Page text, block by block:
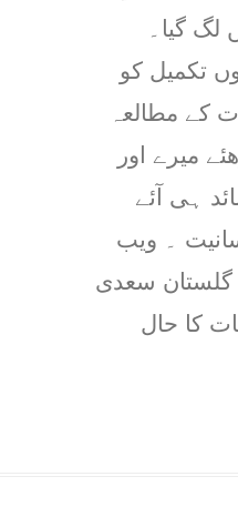
گیا۔
تکمیل کو
کے مطالعہ
میرے اور
ہی آئے
۔ ویب
گلستان سعدی
کا حال